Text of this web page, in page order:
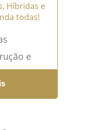
Híbridas e
todas!
e
e